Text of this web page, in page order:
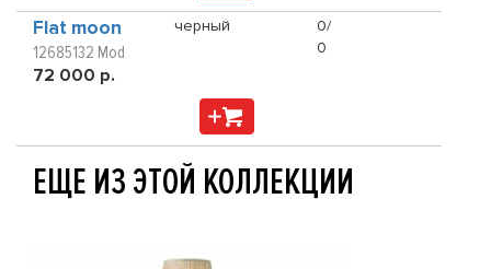
Flat moon
12685132 Mod
72 000 р.
черный
0/
0
ЕЩЕ ИЗ ЭТОЙ КОЛЛЕКЦИИ